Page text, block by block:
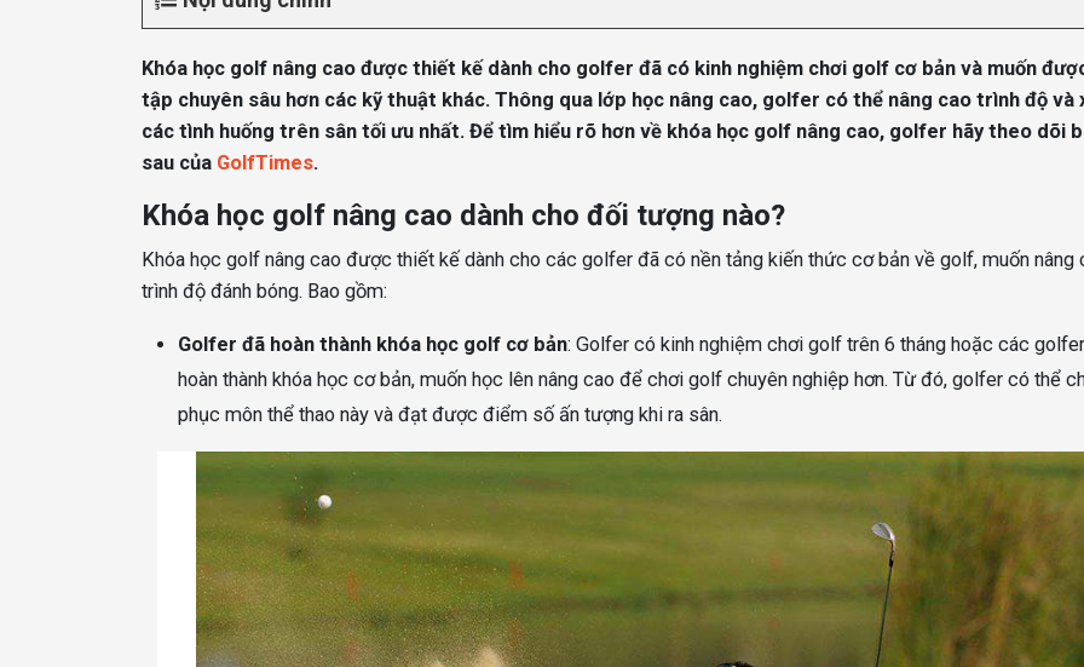
Khóa học golf nâng cao được thiết kế dành cho golfer đã có kinh nghiệm chơi golf cơ bản và muốn
tập chuyên sâu hơn các kỹ thuật khác. Thông qua lớp học nâng cao, golfer có thể nâng cao trình độ và
các tình huống trên sân tối ưu nhất. Để tìm hiểu rõ hơn về khóa học golf nâng cao, golfer hãy theo dõi
sau của GolfTimes.
Khóa học golf nâng cao dành cho đối tượng nào?
Khóa học golf nâng cao được thiết kế dành cho các golfer đã có nền tảng kiến thức cơ bản về golf, muốn nâng
trình độ đánh bóng. Bao gồm:
Golfer đã hoàn thành khóa học golf cơ bản: Golfer có kinh nghiệm chơi golf trên 6 tháng hoặc các
hoàn thành khóa học cơ bản, muốn học lên nâng cao để chơi golf chuyên nghiệp hơn. Từ đó, golfer có thể
phục môn thể thao này và đạt được điểm số ấn tượng khi ra sân.